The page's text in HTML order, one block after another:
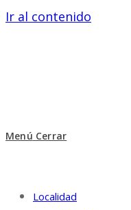
Ir al contenido
Menú Cerrar
Localidad